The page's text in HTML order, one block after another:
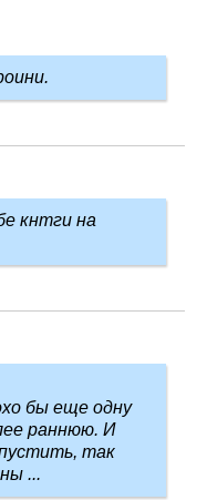
кнтги на
бы еще одну
раннюю. И
так
...